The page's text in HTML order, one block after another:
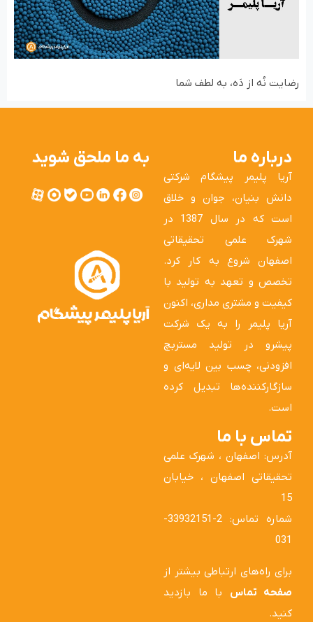
رضایت نُه از دَه، به لطف شما
درباره ما
آریا پلیمر پیشگام شرکتی
دانش بنیان، جوان و خلاق
است که در سال 1387 در
شهرک علمی تحقیقاتی
اصفهان شروع به کار کرد.
تخصص و تعهد به تولید با
کیفیت و مشتری مداری، اکنون
آریا پلیمر را به یک شرکت
پیشرو در تولید مستربچ
افزودنی، چسب بین لایه‌ای و
سازگارکننده‌ها تبدیل کرده
است.
تماس با ما
آدرس: اصفهان ، شهرک علمی
تحقیقاتی اصفهان ، خیابان
15
شماره تماس: 2-33932151-
031
برای راه‌های ارتباطی بیشتر از
صفحه تماس با ما بازدید
کنید.
به ما ملحق شوید